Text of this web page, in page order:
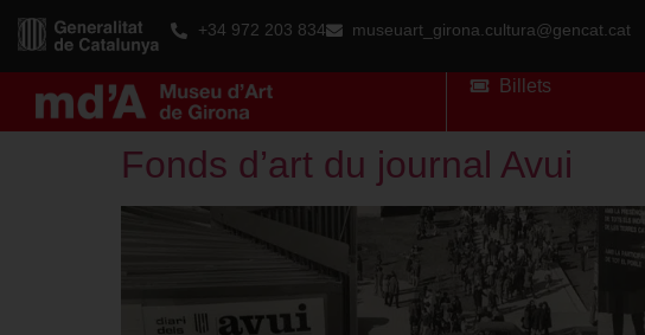
+34 972 203 834 museuart_girona.cultura@gencat.cat
Billets
Fonds d’art du journal Avui